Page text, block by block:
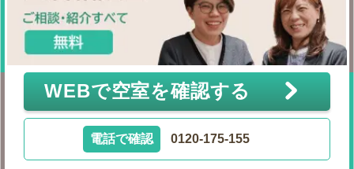
WEBで空室を確認する
電話で確認 0120-175-155